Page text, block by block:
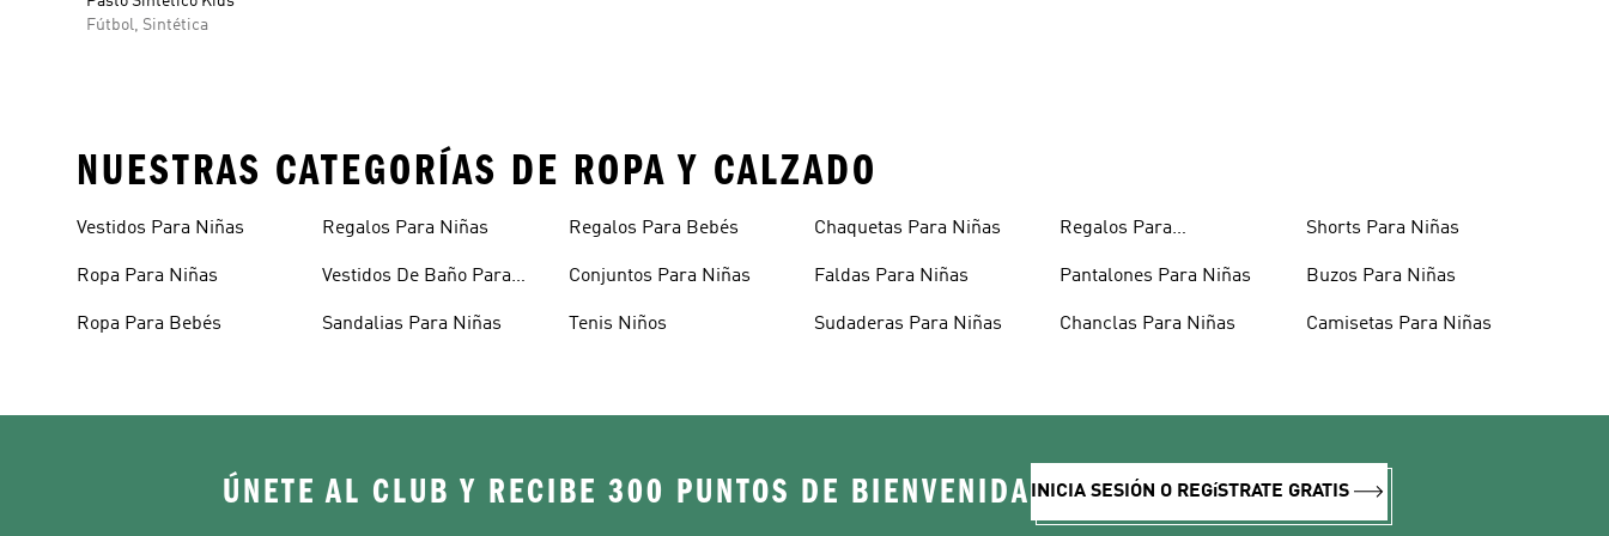
Fútbol, Sintética
NUESTRAS CATEGORÍAS DE ROPA Y CALZADO
Vestidos Para Niñas
Ropa Para Niñas
Ropa Para Bebés
Regalos Para Niñas
Vestidos De Baño Para
Sandalias Para Niñas
Regalos Para Bebés
Conjuntos Para Niñas
Tenis Niños
Chaquetas Para Niñas
Faldas Para Niñas
Sudaderas Para Niñas
Regalos Para
Pantalones Para Niñas
Chanclas Para Niñas
Shorts Para Niñas
Buzos Para Niñas
Camisetas Para Niñas
ÚNETE AL CLUB Y RECIBE 300 PUNTOS DE BIENVENIDA INICIA SESIÓN O REGíSTRATE GRATIS